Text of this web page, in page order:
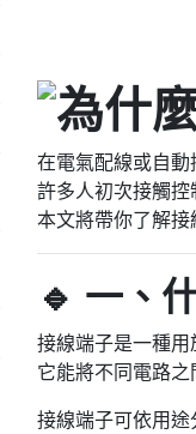
在電氣配線或自
許多人初次接觸控
本文將帶你了解
🔹 一、
接線端子是一種
它能將不同電路
接線端子可依用途